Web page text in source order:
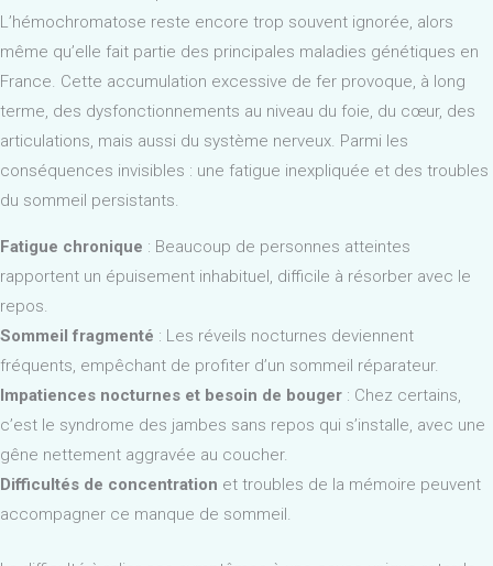
L’hémochromatose reste encore trop souvent ignorée, alors
même qu’elle fait partie des principales maladies génétiques en
France. Cette accumulation excessive de fer provoque, à long
terme, des dysfonctionnements au niveau du foie, du cœur, des
articulations, mais aussi du système nerveux. Parmi les
conséquences invisibles : une fatigue inexpliquée et des troubles
du sommeil persistants.
Fatigue chronique : Beaucoup de personnes atteintes
rapportent un épuisement inhabituel, difficile à résorber avec le
repos.
Sommeil fragmenté : Les réveils nocturnes deviennent
fréquents, empêchant de profiter d’un sommeil réparateur.
Impatiences nocturnes et besoin de bouger : Chez certains,
c’est le syndrome des jambes sans repos qui s’installe, avec une
gêne nettement aggravée au coucher.
Difficultés de concentration et troubles de la mémoire peuvent
accompagner ce manque de sommeil.